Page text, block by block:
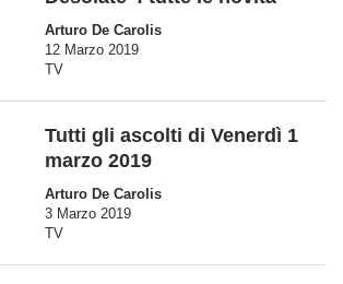
Arturo De Carolis
12 Marzo 2019
TV
Tutti gli ascolti di Venerdì 1
marzo 2019
Arturo De Carolis
3 Marzo 2019
TV